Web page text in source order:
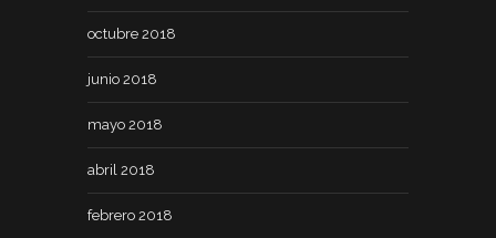
octubre 2018
junio 2018
mayo 2018
abril 2018
febrero 2018